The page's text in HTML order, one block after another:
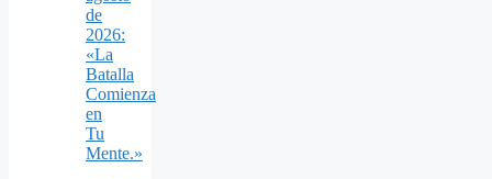
de
2026:
«La
Batalla
Comienza
en
Tu
Mente.»